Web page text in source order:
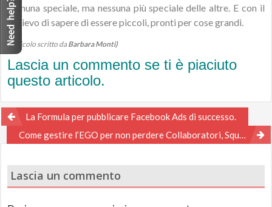
Ognuna speciale, ma nessuna più speciale delle altre. E con il
sollievo di sapere di essere piccoli, pronti per cose grandi.
(Articolo scritto daBarbara Monti)
Lascia un commento se ti è piaciuto
questo articolo.
Navigazione
articoli
La Formula per pubblicare Facebook Ads di successo.
Come gestire l’EGO per non perdere Collaboratori, Squadre e Soldi
Lascia un commento